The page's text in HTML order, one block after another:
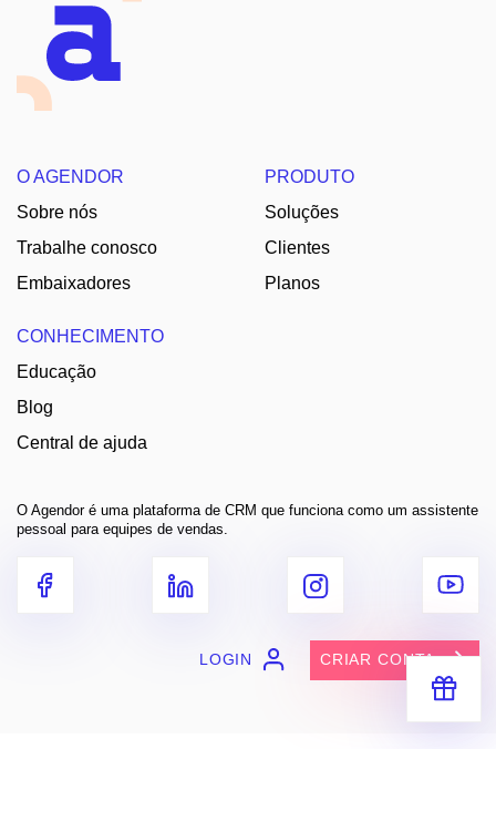
O AGENDOR
Sobre nós
Trabalhe conosco
Embaixadores
PRODUTO
Soluções
Clientes
Planos
CONHECIMENTO
Educação
Blog
Central de ajuda
O Agendor é uma plataforma de CRM que funciona como um assistente
pessoal para equipes de vendas.
LOGIN CRIAR CONTA